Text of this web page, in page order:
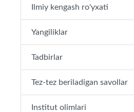
Ilmiy kengash ro'yxati
Yangiliklar
Tadbirlar
Tez-tez beriladigan savollar
Institut olimlari